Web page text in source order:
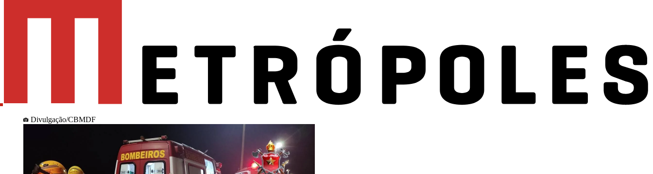
Divulgação/CBMDF